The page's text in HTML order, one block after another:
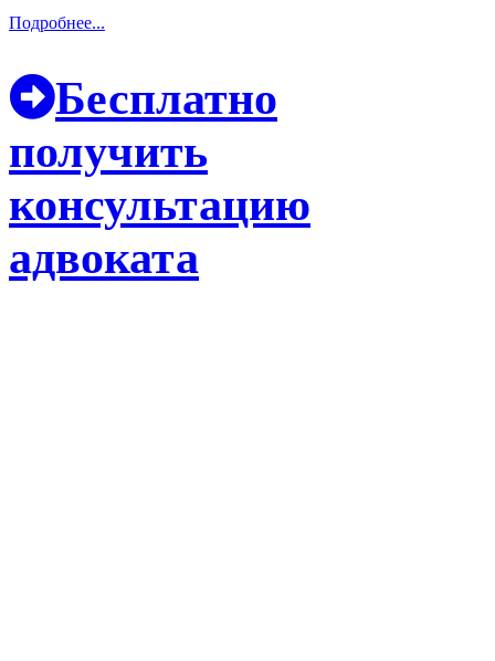
Подробнее...
Бесплатно
получить
консультацию
адвоката